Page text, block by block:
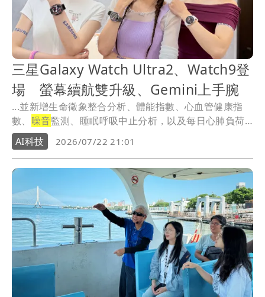
三星Galaxy Watch Ultra2、Watch9登
場 螢幕續航雙升級、Gemini上手腕
...並新增生命徵象整合分析、體能指數、心血管健康指
數、 噪音監測、睡眠呼吸中止分析，以及每日心肺負荷
等健康...
AI科技 2026/07/22 21:01